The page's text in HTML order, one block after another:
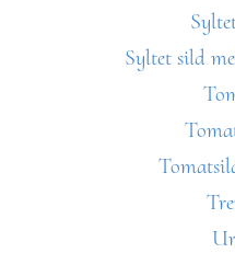
Syltet sild